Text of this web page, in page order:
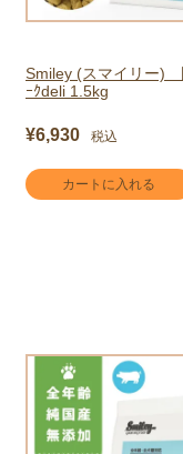
Smiley (スマイリー)
ｰｸdeli 1.5kg
¥6,930 税込
カートに入れる